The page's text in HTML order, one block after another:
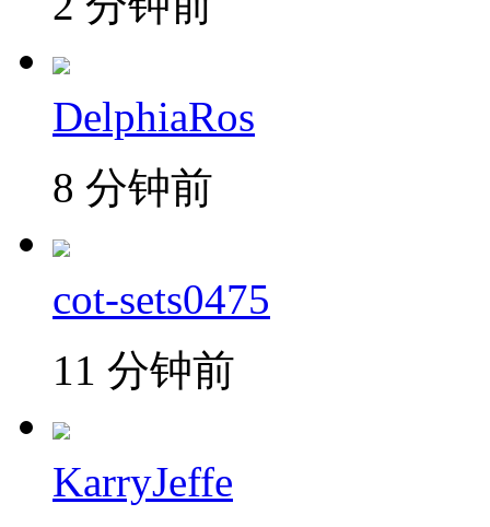
DelphiaRos
8 分钟前
cot-sets0475
11 分钟前
KarryJeffe